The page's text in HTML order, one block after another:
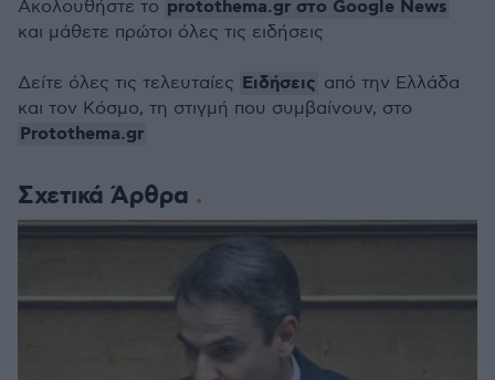
Σχετικά Άρθρα
Ακολουθήστε το protothema.gr στο Google News
και μάθετε πρώτοι όλες τις ειδήσεις
Δείτε όλες τις τελευταίες Ειδήσεις από την Ελλάδα
και τον Κόσμο, τη στιγμή που συμβαίνουν, στο
Protothema.gr